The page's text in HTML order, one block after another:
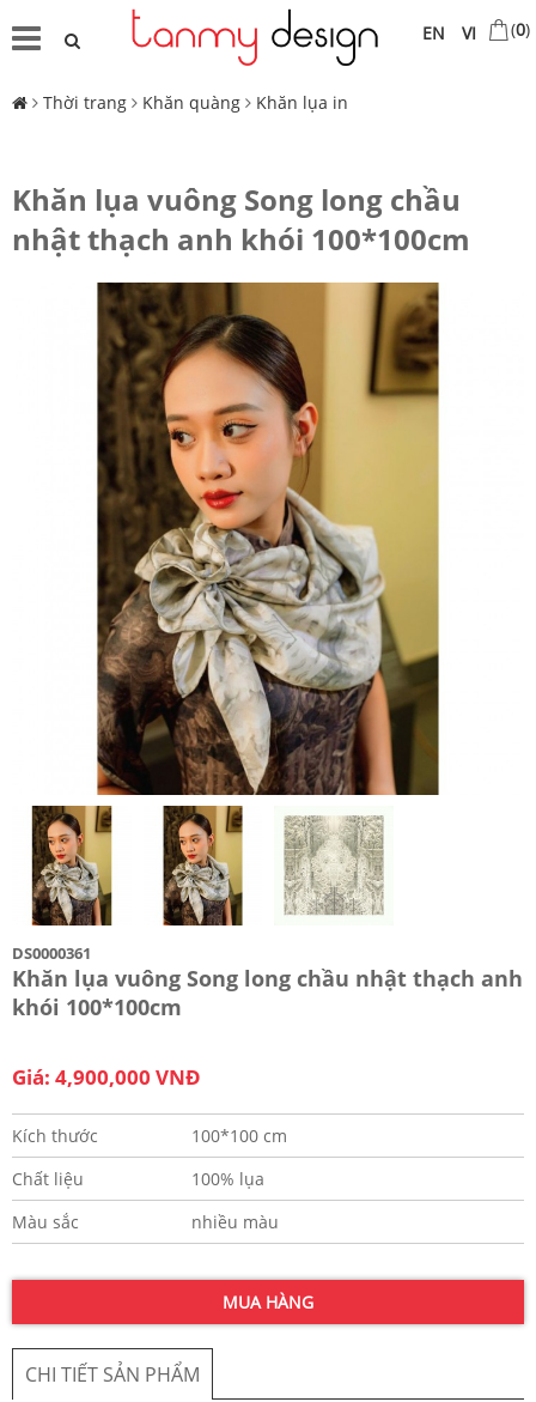
VI
EN (0)
Thời trang Khăn quàng Khăn lụa in
Khăn lụa vuông Song long chầu
nhật thạch anh khói 100*100cm
DS0000361
Khăn lụa vuông Song long chầu nhật thạch anh
khói 100*100cm
Giá: 4,900,000 VNĐ
Kích thước
100*100 cm
Chất liệu
100% lụa
Màu sắc
nhiều màu
MUA HÀNG
CHI TIẾT SẢN PHẨM